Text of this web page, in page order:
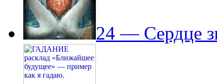
24 — Сердце